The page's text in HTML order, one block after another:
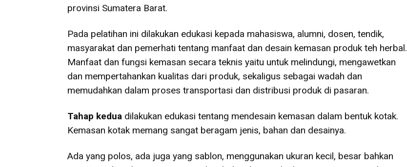
provinsi Sumatera Barat.
Pada pelatihan ini dilakukan edukasi kepada mahasiswa, alumni, dosen, tendik,
masyarakat dan pemerhati tentang manfaat dan desain kemasan produk teh herbal.
Manfaat dan fungsi kemasan secara teknis yaitu untuk melindungi, mengawetkan
dan mempertahankan kualitas dari produk, sekaligus sebagai wadah dan
memudahkan dalam proses transportasi dan distribusi produk di pasaran.
Tahap kedua dilakukan edukasi tentang mendesain kemasan dalam bentuk kotak.
Kemasan kotak memang sangat beragam jenis, bahan dan desainya.
Ada yang polos, ada juga yang sablon, menggunakan ukuran kecil, besar bahkan